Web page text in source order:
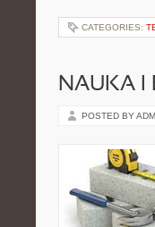
CATEGORIES:
NAUKA I
POSTED BY